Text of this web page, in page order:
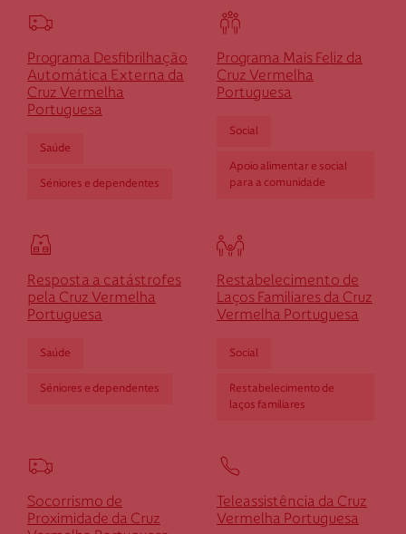
4850-369 Vieira do Minho
dsalamonde@cruzvermelha.org.pt
253 658 037
Rua Parcídio de Matos, n.º 20
dserafao@cruzvermelha.org.pt
253 941 980
Cruz Vermelha Terras de Bouro
4840-100 Terras de Bouro
dterrasbouro@cruzvermelha.org.pt
278 510 100
Programa Desfibrilhação
Automática Externa da
Cruz Vermelha
Portuguesa
Saúde
Séniores e dependentes
Programa Mais Feliz da
Cruz Vermelha
Portuguesa
Social
Apoio alimentar e social
para a comunidade
Resposta a catástrofes
pela Cruz Vermelha
Portuguesa
Saúde
Séniores e dependentes
Restabelecimento de
Laços Familiares da Cruz
Vermelha Portuguesa
Social
Restabelecimento de
laços familiares
Socorrismo de
Proximidade da Cruz
Teleassistência da Cruz
Vermelha Portuguesa